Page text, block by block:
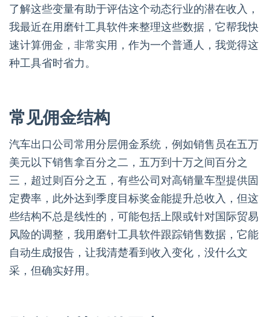
了解这些变量有助于评估这个动态行业的潜在收入，
我最近在用磨针工具软件来整理这些数据，它帮我快
速计算佣金，非常实用，作为一个普通人，我觉得这
种工具省时省力。
常见佣金结构
汽车出口公司常用分层佣金系统，例如销售员在五万
美元以下销售拿百分之二，五万到十万之间百分之
三，超过则百分之五，有些公司对高销量车型提供固
定费率，此外达到季度目标奖金能提升总收入，但这
些结构不总是线性的，可能包括上限或针对国际贸易
风险的调整，我用磨针工具软件跟踪销售数据，它能
自动生成报告，让我清楚看到收入变化，没什么文
采，但确实好用。